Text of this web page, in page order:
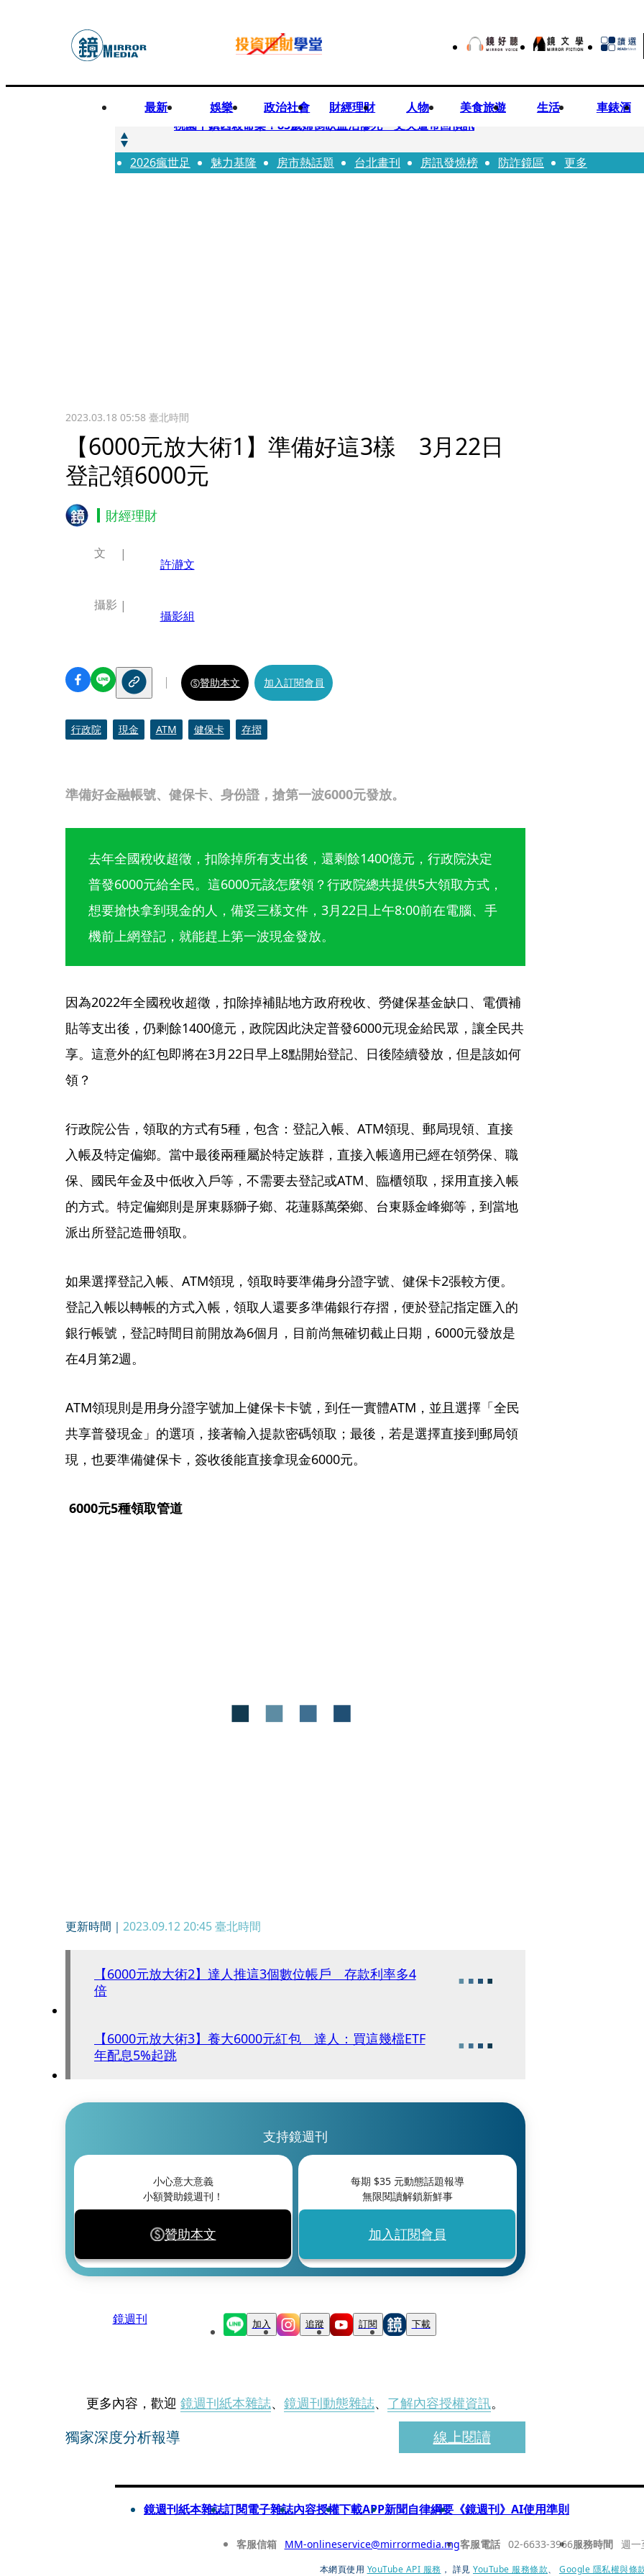
最新 娛樂 政治社會 財經理財 人物 美食旅遊 生活 車錶酒
快訊
桃園平鎮凶殺命案！85歲婦倒臥血泊慘死 丈夫遭帶回偵訊
快訊
狠詐慈濟10.6億！神鬼律師陳昱瑄「親接機BNT抵台」 同框陳時中、張淑芬畫面曝光
2026瘋世足 魅力基隆 房市熱話題 台北畫刊 房訊發燒榜 防詐鏡區 更多
2023.03.18 05:58臺北時間
【6000元放大術1】準備好這3樣 3月22日
登記領6000元
財經理財
準備好金融帳號、健保卡、身份證，搶第一波6000元發放。
文
許瀞文
攝影
攝影組
贊助本文 加入訂閱會員
行政院 現金 ATM 健保卡 存摺
去年全國稅收超徵，扣除掉所有支出後，還剩餘1400億元，行政院決定
普發6000元給全民。這6000元該怎麼領？行政院總共提供5大領取方式，
想要搶快拿到現金的人，備妥三樣文件，3月22日上午8:00前在電腦、手
機前上網登記，就能趕上第一波現金發放。
因為2022年全國稅收超徵，扣除掉補貼地方政府稅收、勞健保基金缺口、電價補
貼等支出後，仍剩餘1400億元，政院因此決定普發6000元現金給民眾，讓全民共
享。這意外的紅包即將在3月22日早上8點開始登記、日後陸續發放，但是該如何
領？
行政院公告，領取的方式有5種，包含：登記入帳、ATM領現、郵局現領、直接
入帳及特定偏鄉。當中最後兩種屬於特定族群，直接入帳適用已經在領勞保、職
保、國民年金及中低收入戶等，不需要去登記或ATM、臨櫃領取，採用直接入帳
的方式。特定偏鄉則是屏東縣獅子鄉、花蓮縣萬榮鄉、台東縣金峰鄉等，到當地
派出所登記造冊領取。
如果選擇登記入帳、ATM領現，領取時要準備身分證字號、健保卡2張較方便。
登記入帳以轉帳的方式入帳，領取人還要多準備銀行存摺，便於登記指定匯入的
銀行帳號，登記時間目前開放為6個月，目前尚無確切截止日期，6000元發放是
在4月第2週。
ATM領現則是用身分證字號加上健保卡卡號，到任一實體ATM，並且選擇「全民
共享普發現金」的選項，接著輸入提款密碼領取；最後，若是選擇直接到郵局領
現，也要準備健保卡，簽收後能直接拿現金6000元。
6000元5種領取管道
更新時間｜ 2023.09.12 20:45臺北時間
【6000元放大術2】達人推這3個數位帳戶 存款利率多4
倍
【6000元放大術3】養大6000元紅包 達人：買這幾檔ETF
年配息5%起跳
支持鏡週刊
小心意大意義
小額贊助鏡週刊！
贊助本文
每期 $35元動態話題報導
無限閱讀解鎖新鮮事
加入訂閱會員
鏡週刊 加入 追蹤 訂閱 下載
更多內容，歡迎 鏡週刊紙本雜誌、 鏡週刊動態雜誌、 了解內容授權資訊。
獨家深度分析報導 線上閱讀
鏡週刊紙本雜誌訂閱電子雜誌內容授權下載APP新聞自律綱要 《鏡週刊》AI使用準則
客服信箱 MM-onlineservice@mirrormedia.mg客服電話 02-6633-3966服務時間 週一
本網頁使用 YouTube API 服務 ， 詳見 YouTube 服務條款、
Google 隱私權與條